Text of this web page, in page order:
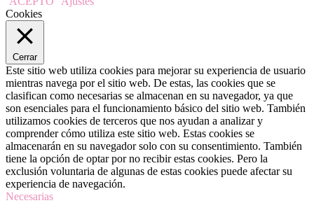
Cookies
Cerrar
Este sitio web utiliza cookies para mejorar su experiencia de usuario
mientras navega por el sitio web. De estas, las cookies que se
clasifican como necesarias se almacenan en su navegador, ya que
son esenciales para el funcionamiento básico del sitio web. También
utilizamos cookies de terceros que nos ayudan a analizar y
comprender cómo utiliza este sitio web. Estas cookies se
almacenarán en su navegador solo con su consentimiento. También
tiene la opción de optar por no recibir estas cookies. Pero la
exclusión voluntaria de algunas de estas cookies puede afectar su
experiencia de navegación.
Necesarias